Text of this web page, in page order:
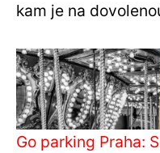
kam je na
Go parking Praha: